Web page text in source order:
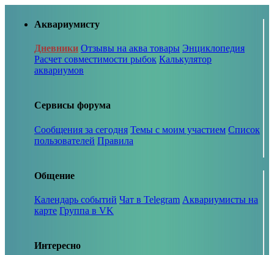
Аквариумисту
Дневники Отзывы на аква товары Энциклопедия
Расчет совместимости рыбок Калькулятор
аквариумов
Сервисы форума
Сообщения за сегодня Темы с моим участием Список
пользователей Правила
Общение
Календарь событий Чат в Telegram Аквариумисты на
карте Группа в VK
Интересно